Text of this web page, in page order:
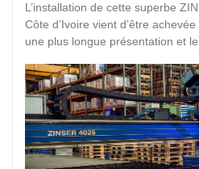
L’installation de cette superbe
Côte d’Ivoire vient d’être
une plus longue présentation et